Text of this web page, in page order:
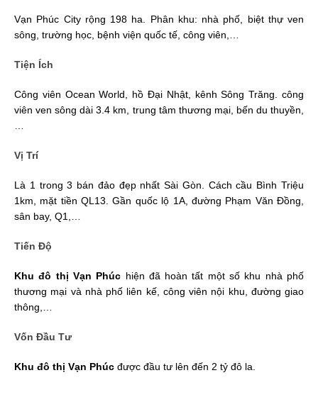
Vạn Phúc City rộng 198 ha. Phân khu: nhà phố, biệt thự ven
sông, trường học, bệnh viện quốc tế, công viên,…
Tiện Ích
Công viên Ocean World, hồ Đại Nhật, kênh Sông Trăng. công
viên ven sông dài 3.4 km, trung tâm thương mại, bến du thuyền,
Vị Trí
Là 1 trong 3 bán đảo đẹp nhất Sài Gòn. Cách cầu Bình Triệu
1km, mặt tiền QL13. Gần quốc lộ 1A, đường Phạm Văn Đồng,
sân bay, Q1,…
Tiến Độ
Khu đô thị Vạn Phúc hiện đã hoàn tất một số khu nhà phố
thương mại và nhà phố liên kế, công viên nội khu, đường giao
thông,…
Vốn Đầu Tư
Khu đô thị Vạn Phúc được đầu tư lên đến 2 tỷ đô la.